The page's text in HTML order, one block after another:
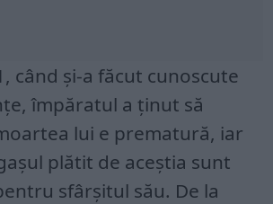
când și-a făcut cunoscute
împăratul a ținut să
lui e prematură, iar
plătit de aceștia sunt
sfârșitul său. De la